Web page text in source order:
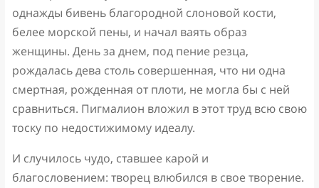
однажды бивень благородной слоновой кости,
белее морской пены, и начал ваять образ
женщины. День за днем, под пение резца,
рождалась дева столь совершенная, что ни одна
смертная, рожденная от плоти, не могла бы с ней
сравниться. Пигмалион вложил в этот труд всю свою
тоску по недостижимому идеалу.
И случилось чудо, ставшее карой и
благословением: творец влюбился в свое творение.